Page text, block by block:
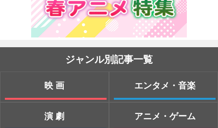
ジャンル別記事一覧
映画
演劇
エンタメ・音楽
アニメ・ゲーム